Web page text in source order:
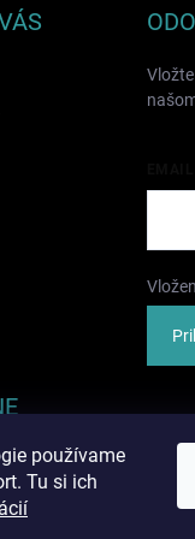
používame
Tu si ich